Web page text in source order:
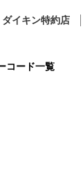
ダイキン特約店
コード一覧